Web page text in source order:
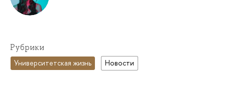
Рубрики
Университетская жизнь Новости